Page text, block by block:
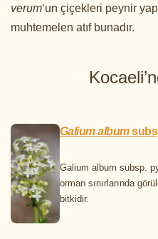
verum‘un çiçekleri peynir
muhtemelen atıf bunadır.
Galium album
Galium album subsp.
orman sınırlarında
bitkidir.